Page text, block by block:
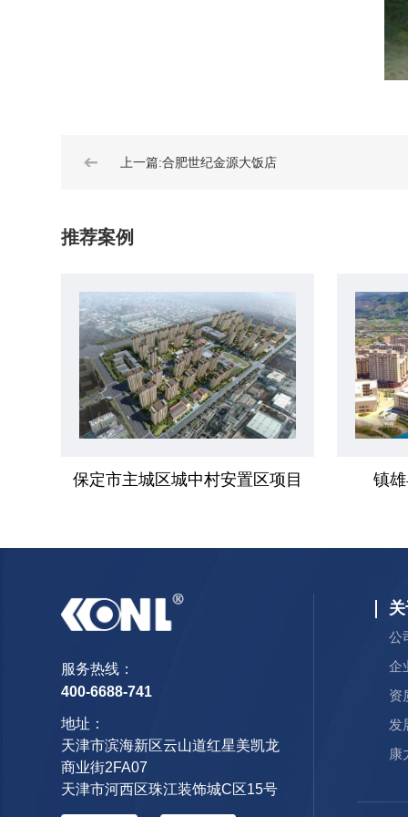
➔ 上一篇:合肥世纪金源大饭店
推荐案例
保定市主城区城中村安置区项目 镇
服务热线：
400-6688-741
地址：
天津市滨海新区云山道红星美凯龙
商业街2FA07
天津市河西区珠江装饰城C区15号
公
企
资
发
康